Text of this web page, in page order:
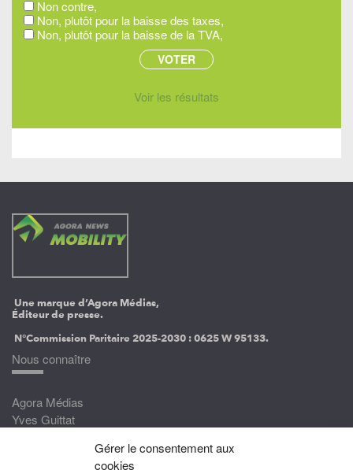
Gérer le consentement aux
cookies
Non contre,
Non, plutôt pour la baisse des taxes,
Non, plutôt pour la baisse de la TVA,
Voir les résultats
Une marque d’Agora Médias,
Éditeur de presse.
N°Commission Paritaire 2025-2030 :0625 W 95133.
Nous connaître
Agora Médias
Yves Guittat